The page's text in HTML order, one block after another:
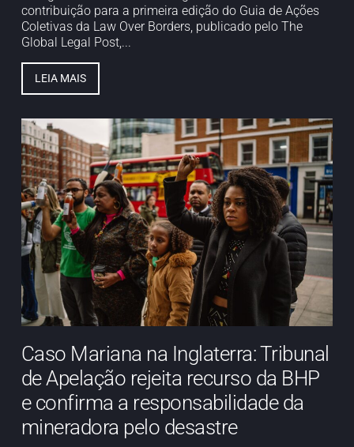
contribuição para a primeira edição do Guia de Ações
Coletivas da Law Over Borders, publicado pelo The
Global Legal Post,...
LEIA MAIS
Caso Mariana na Inglaterra: Tribunal
de Apelação rejeita recurso da BHP
e confirma a responsabilidade da
mineradora pelo desastre